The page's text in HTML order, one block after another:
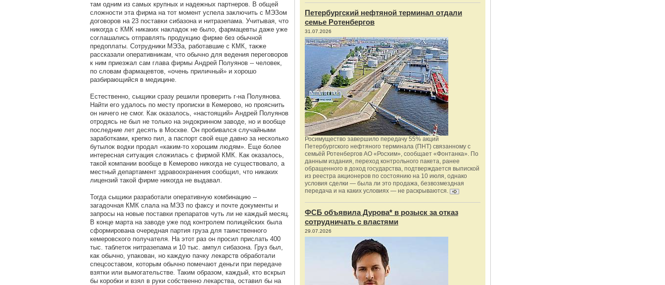
там одним из самых крупных и надежных партнеров. В общей
сложности эта фирма на тот момент успела заключить с МЭЗом
договоров на 23 поставки сибазона и нитразепама. Учитывая, что
никогда с КМК никаких накладок не было, фармацевты даже уже
соглашались отправлять продукцию фирме без обычной
предоплаты. Сотрудники МЭЗа, работавшие с КМК, также
рассказали оперативникам, что обычно для ведения переговоров
к ним приезжал сам глава фирмы Андрей Полуянов -- человек,
по словам фармацевтов, «очень приличный» и хорошо
разбирающийся в медицине.
Естественно, сыщики сразу решили проверить г-на Полуянова.
Найти его удалось по месту прописки в Кемерово, но прояснить
он ничего не смог. Как оказалось, «настоящий» Андрей Полуянов
отродясь не был не только на эндокринном заводе, но и вообще
последние лет десять в Москве. Он пробивался случайными
заработками, крепко пил, а паспорт свой еще давно за несколько
бутылок водки продал «каким-то хорошим людям». Еще более
интересная ситуация сложилась с фирмой КМК. Как оказалось,
такой компании вообще в Кемерово никогда не существовало, а
местный департамент здравоохранения сообщил, что никаких
лицензий такой фирме никогда не выдавал.
Тогда сыщики разработали оперативную комбинацию --
загадочная КМК слала на МЭЗ по факсу и почте документы и
запросы на новые поставки препаратов чуть ли не каждый месяц.
В конце марта на заводе уже под контролем полицейских была
сформирована очередная партия груза для таинственного
кемеровского получателя. На этот раз он просил прислать 400
тыс. таблеток нитразепама и 10 тыс. ампул сибазона. Груз был,
как обычно, упакован, но каждую пачку лекарств обработали
спецсоставом, которым обычно помечают деньги при передаче
взятки или вымогательстве. Таким образом, каждый, кто вскрыл
бы коробки и взял в руки собственно лекарства, оставил бы на
Петербургский нефтяной терминал отдали
семье Ротенбергов
31.07.2026
Росимущество завершило передачу 55% акций
Петербургского нефтяного терминала (ПНТ) связанному с
семьёй Ротенбергов АО «Росхим», сообщает «Фонтанка». По
данным издания, переход контрольного пакета, ранее
обращенного в доход государства, подтверждается выпиской
из реестра акционеров по состоянию на 10 июля, однако
условия сделки — была ли это продажа, безвозмездная
передача и на каких условиях — не раскрываются.
ФСБ объявила Дурова* в розыск за отказ
сотрудничать с властями
29.07.2026